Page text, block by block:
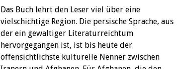
Das Buch lehrt den Leser viel über eine
vielschichtige Region. Die persische Sprache, aus
der ein gewaltiger Literaturreichtum
hervorgegangen ist, ist bis heute der
offensichtlichste kulturelle Nenner zwischen